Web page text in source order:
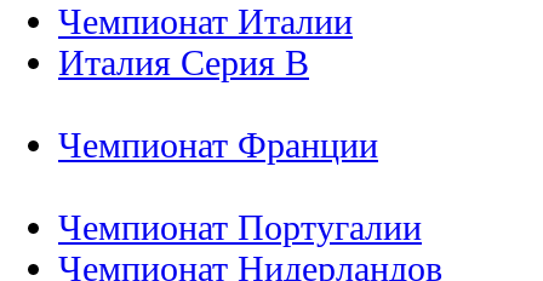
Чемпионат Италии
Италия Серия B
Чемпионат Франции
Чемпионат Португалии
Чемпионат Нидерландов